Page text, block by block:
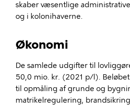
skaber væsentlige
og i kolonihaverne.
Økonomi
De samlede udgifter til
50,0 mio. kr. (2021 p/l).
til opmåling af grunde og
matrikelregulering,